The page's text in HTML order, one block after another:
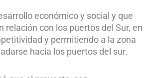
económico y social y que
con los puertos del Sur, en
y permitiendo a la zona
hacia los puertos del sur.